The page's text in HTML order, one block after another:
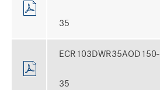
35
ECR103DWR35AOD150-
35